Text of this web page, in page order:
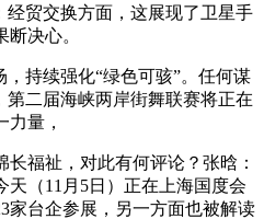
经贸交换方面，这展现了卫星手
决心。
持续强化“绿色可骇”。任何谋
第二届海峡两岸街舞联赛将正在
量，
福祉，对此有何评论？张晗：
（11月5日）正在上海国度会
家台企参展，另一方面也被解读